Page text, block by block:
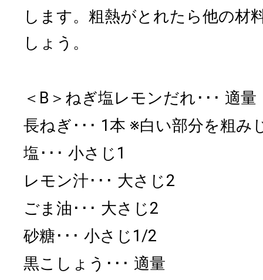
します。粗熱がとれたら他の材
しょう。
＜B＞ねぎ塩レモンだれ
適量
長ねぎ
1本 ※白い部分を粗み
塩
小さじ1
レモン汁
大さじ2
ごま油
大さじ2
砂糖
小さじ1/2
黒こしょう
適量